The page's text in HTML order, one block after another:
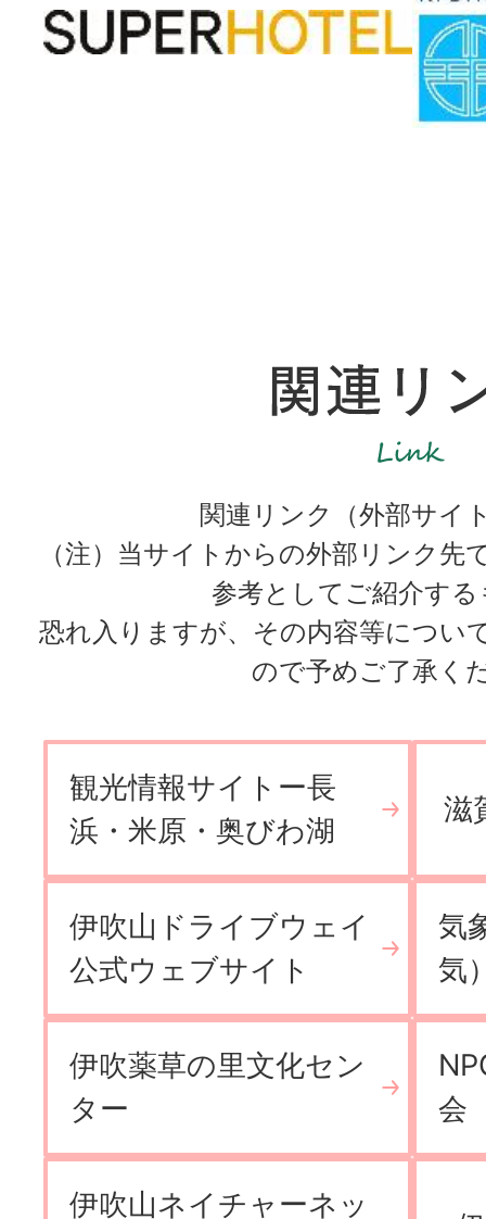
関連リンク（外部サイ
（注）当サイトからの外部リンク先
参考としてご紹介す
恐れ入りますが、その内容等につい
ので予めご了承く
観光情報サイトー長
浜・米原・奥びわ湖
滋
伊吹山ドライブウェイ
公式ウェブサイト
気
気
伊吹薬草の里文化セン
ター
会
伊吹山ネイチャーネッ